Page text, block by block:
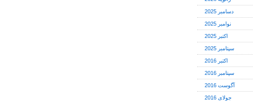
دسامبر 2025
نوامبر 2025
اکتبر 2025
سپتامبر 2025
اکتبر 2016
سپتامبر 2016
آگوست 2016
جولای 2016